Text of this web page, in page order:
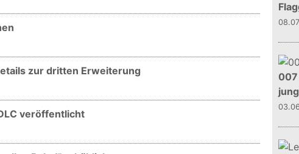
zur dritten Erweiterung
veröffentlicht